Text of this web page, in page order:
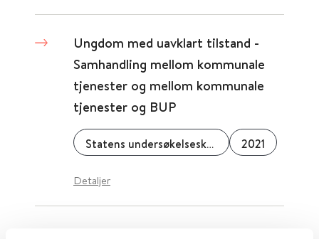
Ungdom med uavklart tilstand -
Samhandling mellom kommunale
tjenester og mellom kommunale
tjenester og BUP
Statens undersøkelseskommisjon for helse- og omsorgstjenesten (UKOM) 2021
Detaljer